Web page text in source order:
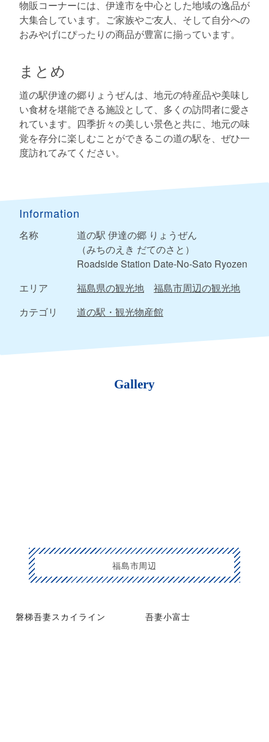
物販コーナーには、伊達市を中心とした地域の逸品が
大集合しています。ご家族やご友人、そして自分への
おみやげにぴったりの商品が豊富に揃っています。
まとめ
道の駅伊達の郷りょうぜんは、地元の特産品や美味し
い食材を堪能できる施設として、多くの訪問者に愛さ
れています。四季折々の美しい景色と共に、地元の味
覚を存分に楽しむことができるこの道の駅を、ぜひ一
度訪れてみてください。
Information
名称
道の駅 伊達の郷 りょうぜん
（みちのえき だてのさと）
Roadside Station Date-No-Sato Ryozen
エリア
福島県の観光地
福島市周辺の観光地
カテゴリ
道の駅・観光物産館
Gallery
福島市周辺
磐梯吾妻スカイライン 吾妻小富士